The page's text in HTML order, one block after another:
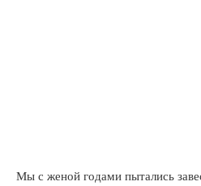
Мы с женой годами пытались